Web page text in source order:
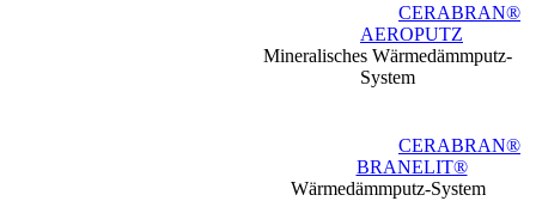
CERABRAN®
AEROPUTZ
Mineralisches Wärmedämmputz-
System
CERABRAN®
BRANELIT®
Wärmedämmputz-System